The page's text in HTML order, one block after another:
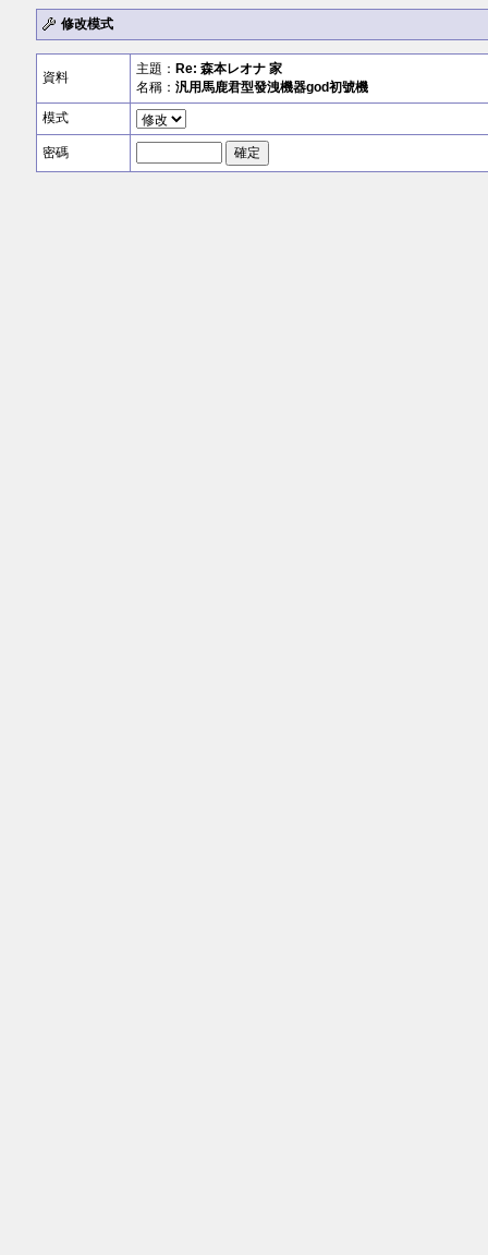
修改模式
資料
主題： Re: 森本レオナ家
名稱： 汎用馬鹿君型發洩機器god初號機
模式
密碼